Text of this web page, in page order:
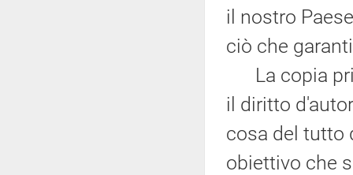
il nostro
ciò che
La copia
il diritto
cosa del tutto
obiettivo che